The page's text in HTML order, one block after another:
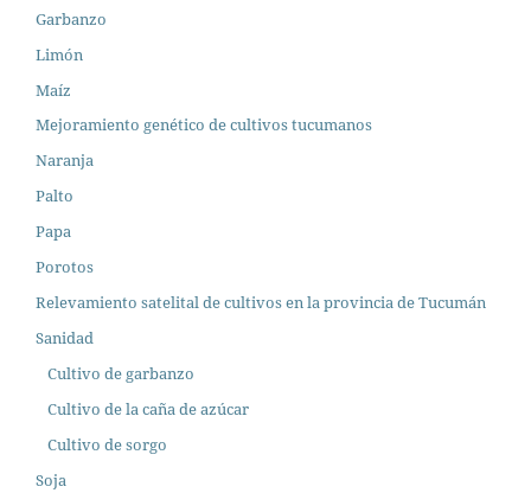
Garbanzo
Limón
Maíz
Mejoramiento genético de cultivos tucumanos
Naranja
Palto
Papa
Porotos
Relevamiento satelital de cultivos en la provincia de Tucumán
Sanidad
Cultivo de garbanzo
Cultivo de la caña de azúcar
Cultivo de sorgo
Soja